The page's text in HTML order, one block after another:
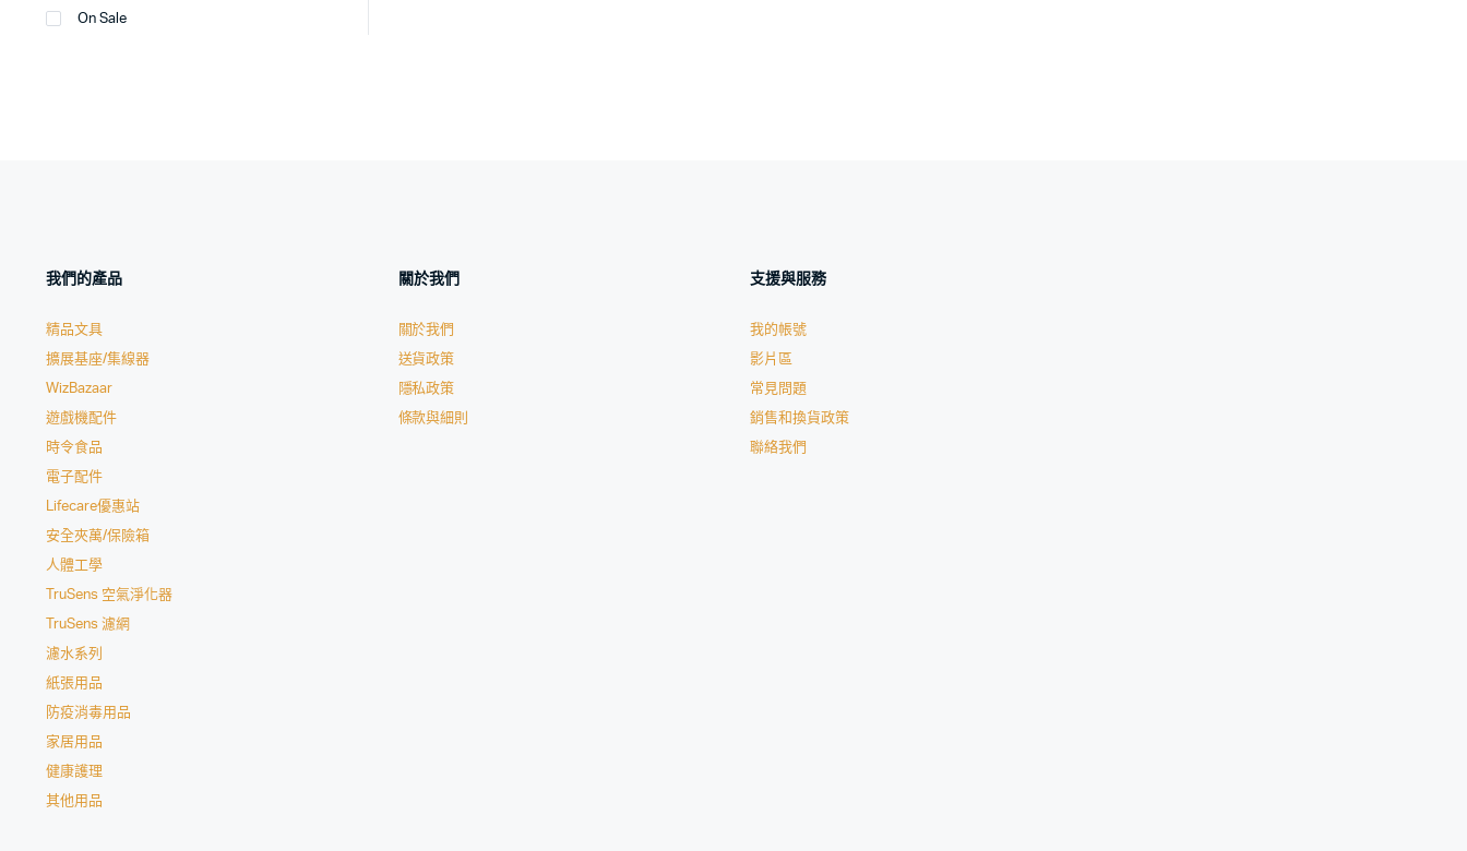
On Sale
我們的產品
精品文具
擴展基座/集線器
WizBazaar
遊戲機配件
時令食品
電子配件
Lifecare優惠站
安全夾萬/保險箱
人體工學
TruSens 空氣淨化器
TruSens 濾網
濾水系列
紙張用品
防疫消毒用品
家居用品
健康護理
其他用品
關於我們
關於我們
送貨政策
隱私政策
條款與細則
支援與服務
我的帳號
影片區
常見問題
銷售和換貨政策
聯絡我們